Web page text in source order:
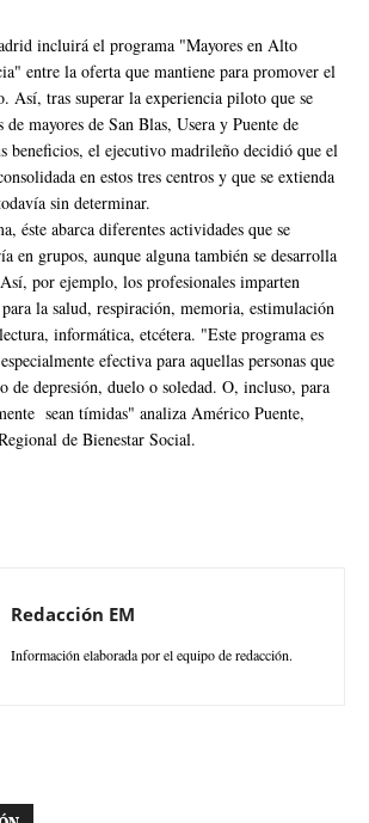
incluirá el programa "Mayores en Alto
entre la oferta que mantiene para promover el
Así, tras superar la experiencia piloto que se
mayores de San Blas, Usera y Puente de
beneficios, el ejecutivo madrileño decidió que el
en estos tres centros y que se extienda
sin determinar.
éste abarca diferentes actividades que se
en grupos, aunque alguna también se desarrolla
por ejemplo, los profesionales imparten
la salud, respiración, memoria, estimulación
informática, etcétera. "Este programa es
efectiva para aquellas personas que
de depresión, duelo o soledad. O, incluso, para
sean tímidas" analiza Américo Puente,
de Bienestar Social.
Redacción EM
Información elaborada por el equipo de redacción.